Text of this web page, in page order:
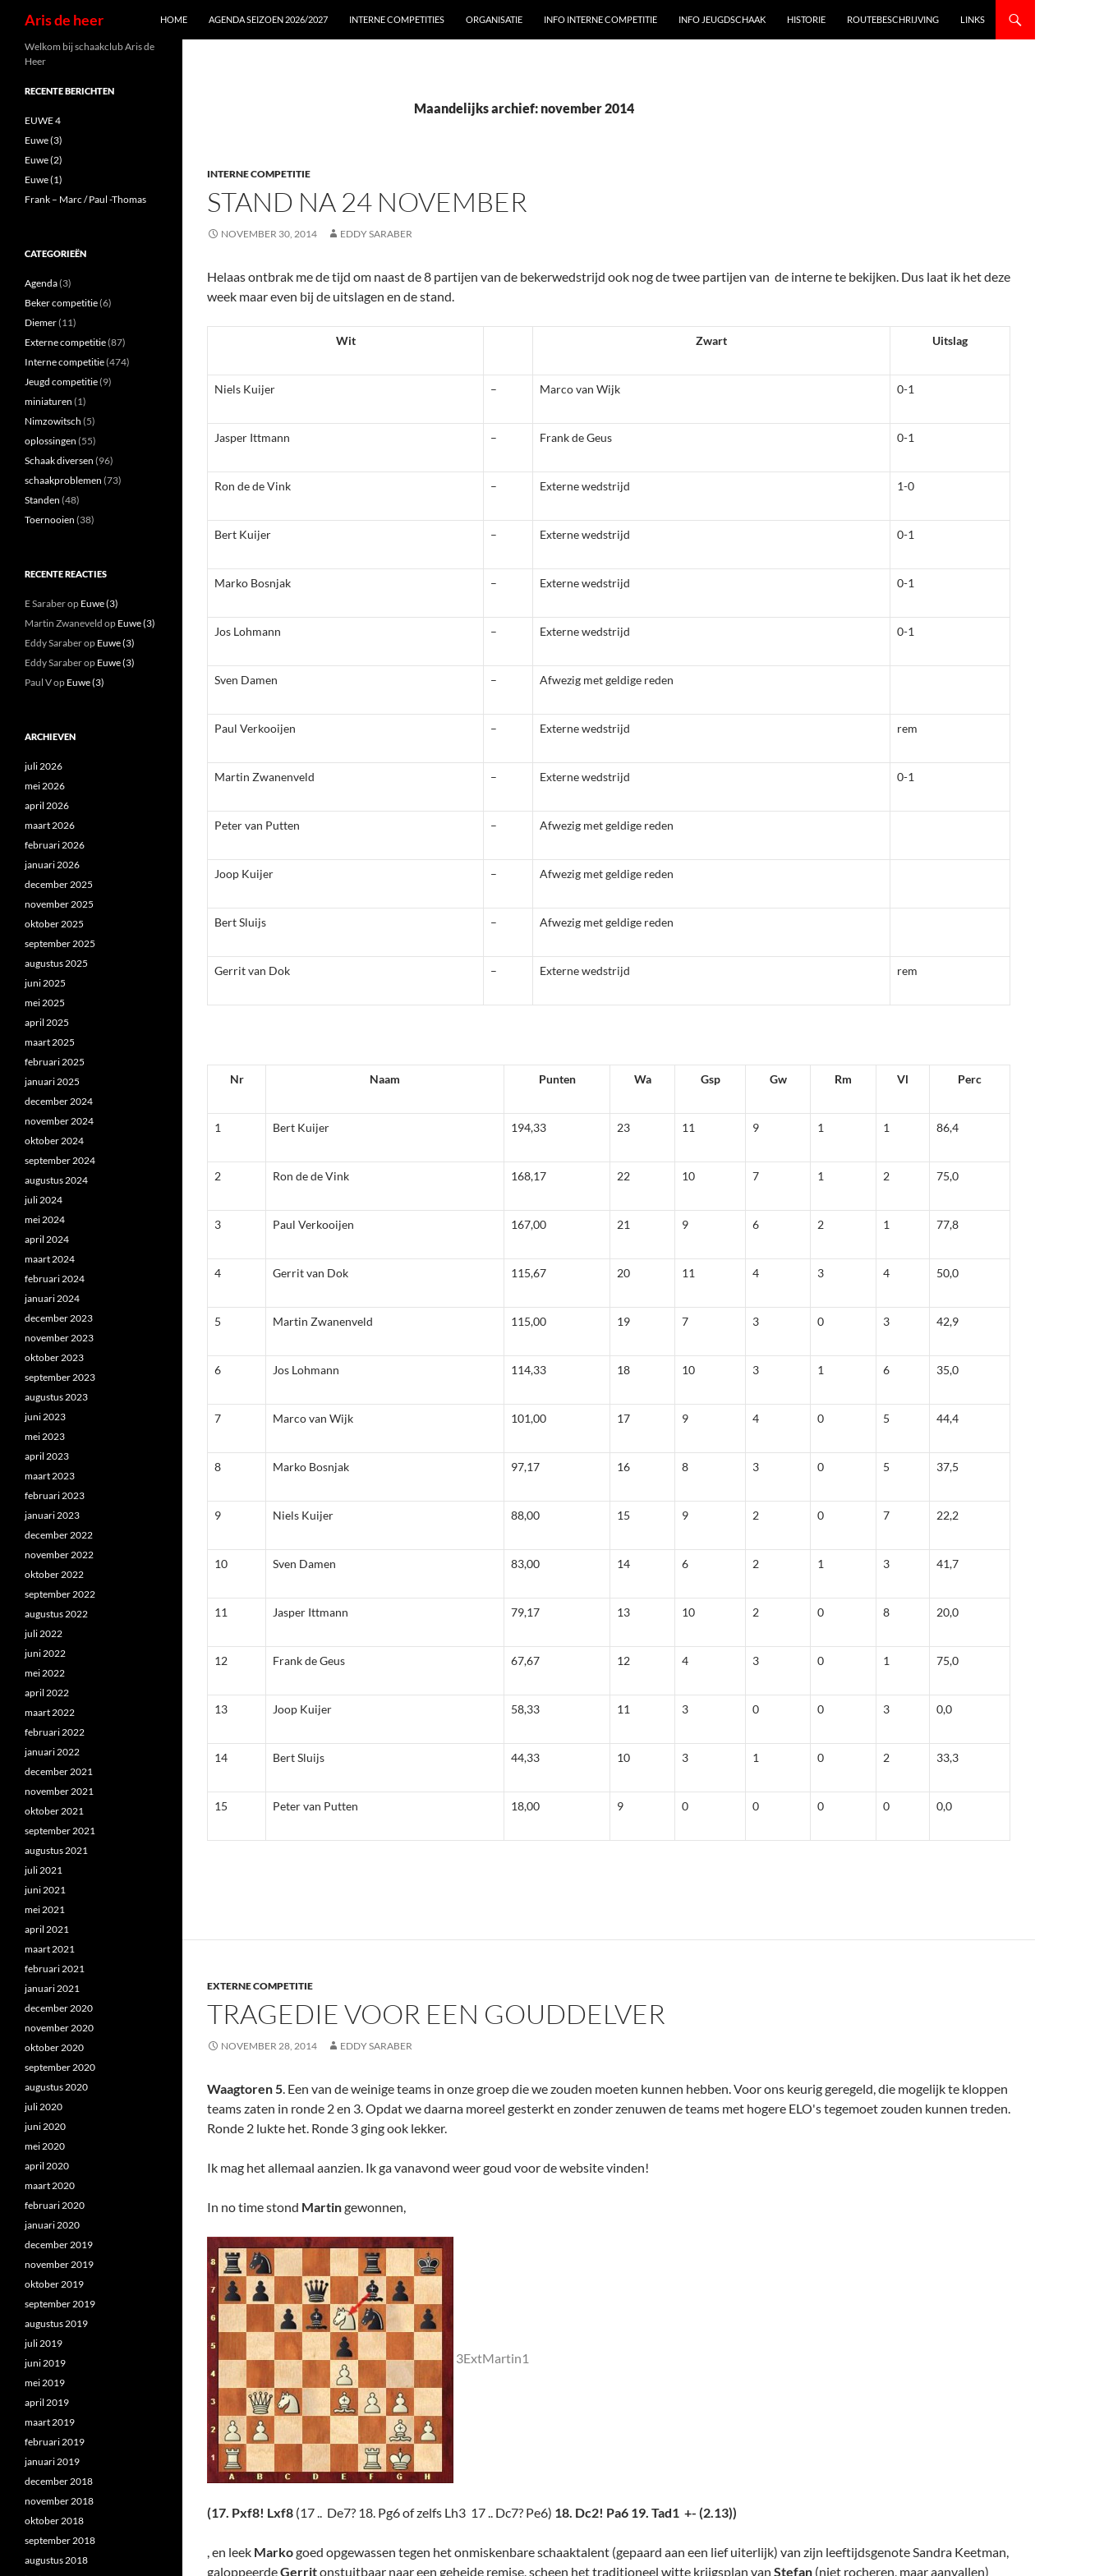
Aris de heer HOME AGENDA SEIZOEN 2026/2027 INTERNE COMPETITIES ORGANISATIE INFO INTERNE COMPETITIE INFO JEUGDSCHAAK HISTORIE ROUTEBESCHRIJVING LINKS
Maandelijks archief: november 2014
INTERNE COMPETITIE
STAND NA 24 NOVEMBER
NOVEMBER 30, 2014 EDDY SARABER
Helaas ontbrak me de tijd om naast de 8 partijen van de bekerwedstrijd ook nog de twee partijen van de interne te bekijken. Dus laat ik het deze
week maar even bij de uitslagen en de stand.
Wit Zwart Uitslag
Niels Kuijer – Marco van Wijk 0-1
Jasper Ittmann – Frank de Geus 0-1
Ron de de Vink – Externe wedstrijd 1-0
Bert Kuijer – Externe wedstrijd 0-1
Marko Bosnjak – Externe wedstrijd 0-1
Jos Lohmann – Externe wedstrijd 0-1
Sven Damen – Afwezig met geldige reden
Paul Verkooijen – Externe wedstrijd rem
Martin Zwanenveld – Externe wedstrijd 0-1
Peter van Putten – Afwezig met geldige reden
Joop Kuijer – Afwezig met geldige reden
Bert Sluijs – Afwezig met geldige reden
Gerrit van Dok – Externe wedstrijd rem
Nr Naam Punten Wa Gsp Gw Rm Vl Perc
1 Bert Kuijer 194,33 23 11 9 1 1 86,4
2 Ron de de Vink 168,17 22 10 7 1 2 75,0
3 Paul Verkooijen 167,00 21 9 6 2 1 77,8
4 Gerrit van Dok 115,67 20 11 4 3 4 50,0
5 Martin Zwanenveld 115,00 19 7 3 0 3 42,9
6 Jos Lohmann 114,33 18 10 3 1 6 35,0
7 Marco van Wijk 101,00 17 9 4 0 5 44,4
8 Marko Bosnjak 97,17 16 8 3 0 5 37,5
9 Niels Kuijer 88,00 15 9 2 0 7 22,2
10 Sven Damen 83,00 14 6 2 1 3 41,7
11 Jasper Ittmann 79,17 13 10 2 0 8 20,0
12 Frank de Geus 67,67 12 4 3 0 1 75,0
13 Joop Kuijer 58,33 11 3 0 0 3 0,0
14 Bert Sluijs 44,33 10 3 1 0 2 33,3
15 Peter van Putten 18,00 9 0 0 0 0 0,0
EXTERNE COMPETITIE
TRAGEDIE VOOR EEN GOUDDELVER
NOVEMBER 28, 2014 EDDY SARABER
Waagtoren 5. Een van de weinige teams in onze groep die we zouden moeten kunnen hebben. Voor ons keurig geregeld, die mogelijk te kloppen
teams zaten in ronde 2 en 3. Opdat we daarna moreel gesterkt en zonder zenuwen de teams met hogere ELO's tegemoet zouden kunnen treden.
Ronde 2 lukte het. Ronde 3 ging ook lekker.
Ik mag het allemaal aanzien. Ik ga vanavond weer goud voor de website vinden!
In no time stond Martingewonnen,
3ExtMartin1
(17. Pxf8! Lxf8 (17 .. De7? 18. Pg6 of zelfs Lh3 17 .. Dc7? Pe6) 18. Dc2! Pa6 19. Tad1 +- (2.13))
, en leek Markogoed opgewassen tegen het onmiskenbare schaaktalent (gepaard aan een lief uiterlijk) van zijn leeftijdsgenote Sandra Keetman,
galoppeerdeGerritonstuitbaar naar een geheide remise, scheen het traditioneel witte krijgsplan van Stefan (niet rocheren, maar aanvallen)
Welkom bij schaakclub Aris de
Heer
RECENTE BERICHTEN
EUWE 4
Euwe (3)
Euwe (2)
Euwe (1)
Frank – Marc / Paul -Thomas
CATEGORIEËN
Agenda(3)
Beker competitie(6)
Diemer(11)
Externe competitie(87)
Interne competitie(474)
Jeugd competitie(9)
miniaturen (1)
Nimzowitsch (5)
oplossingen (55)
Schaak diversen (96)
schaakproblemen (73)
Standen (48)
Toernooien (38)
RECENTE REACTIES
E Saraberop Euwe (3)
Martin Zwaneveld op Euwe (3)
Eddy Saraberop Euwe (3)
Eddy Saraberop Euwe (3)
Paul Vop Euwe (3)
ARCHIEVEN
juli 2026
mei 2026
april 2026
maart 2026
februari 2026
januari 2026
december 2025
november 2025
oktober 2025
september 2025
augustus 2025
juni 2025
mei 2025
april 2025
maart 2025
februari 2025
januari 2025
december 2024
november 2024
oktober 2024
september 2024
augustus 2024
juli 2024
mei 2024
april 2024
maart 2024
februari 2024
januari 2024
december 2023
november 2023
oktober 2023
september 2023
augustus 2023
juni 2023
mei 2023
april 2023
maart 2023
februari 2023
januari 2023
december 2022
november 2022
oktober 2022
september 2022
augustus 2022
juli 2022
juni 2022
mei 2022
april 2022
maart 2022
februari 2022
januari 2022
december 2021
november 2021
oktober 2021
september 2021
augustus 2021
juli 2021
juni 2021
mei 2021
april 2021
maart 2021
februari 2021
januari 2021
december 2020
november 2020
oktober 2020
september 2020
augustus 2020
juli 2020
juni 2020
mei 2020
april 2020
maart 2020
februari 2020
januari 2020
december 2019
november 2019
oktober 2019
september 2019
augustus 2019
juli 2019
juni 2019
mei 2019
april 2019
maart 2019
februari 2019
januari 2019
december 2018
november 2018
oktober 2018
september 2018
augustus 2018